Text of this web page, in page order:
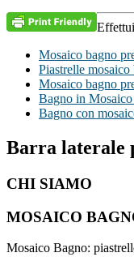
Mosaico bagno
Piastrelle mosaico
Mosaico bagno
Bagno in
Bagno con
Barra laterale
CHI SIAMO
MOSAICO
Mosaico Bagno: